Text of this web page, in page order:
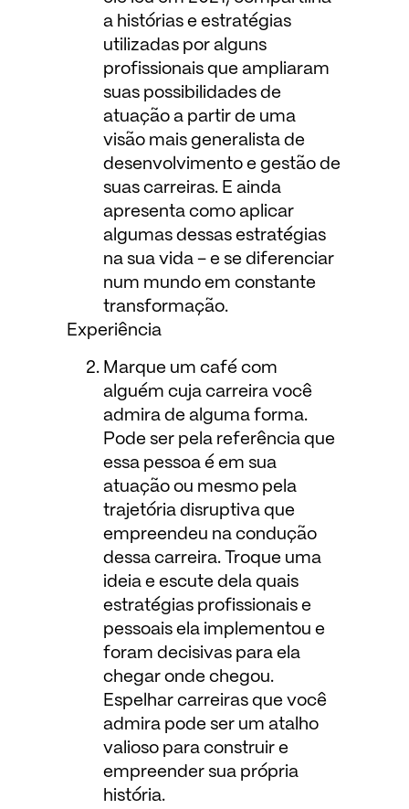
a histórias e estratégias
utilizadas por alguns
profissionais que ampliaram
suas possibilidades de
atuação a partir de uma
visão mais generalista de
desenvolvimento e gestão de
suas carreiras. E ainda
apresenta como aplicar
algumas dessas estratégias
na sua vida – e se diferenciar
num mundo em constante
transformação.
Experiência
Marque um café com
alguém cuja carreira você
admira de alguma forma.
Pode ser pela referência que
essa pessoa é em sua
atuação ou mesmo pela
trajetória disruptiva que
empreendeu na condução
dessa carreira. Troque uma
ideia e escute dela quais
estratégias profissionais e
pessoais ela implementou e
foram decisivas para ela
chegar onde chegou.
Espelhar carreiras que você
admira pode ser um atalho
valioso para construir e
empreender sua própria
história.